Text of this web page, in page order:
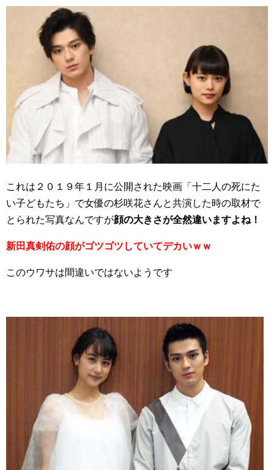
これは２０１９年１月に公開された映画「十二人の死にた
い子どもたち」で女優の杉咲花さんと共演した時の取材で
とられた写真なんですが顔の大きさが全然違いますよね！
新田真剣佑の顔がゴツゴツしていてデカいｗｗ
このウワサは間違いではないようです